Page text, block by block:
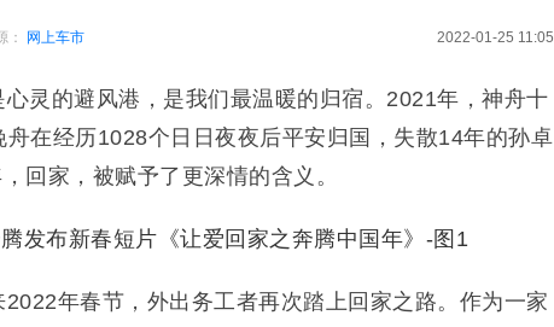
： 网上车市 2022-01-25 11:05
灵的避风港，是我们最温暖的归宿。2021年，神舟十
在经历1028个日日夜夜后平安归国，失散14年的孙卓
回家，被赋予了更深情的含义。
年春节，外出务工者再次踏上回家之路。作为一家